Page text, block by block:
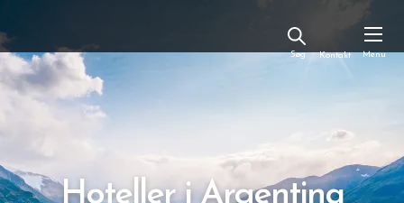
Kontakt
Hoteller i Argentina